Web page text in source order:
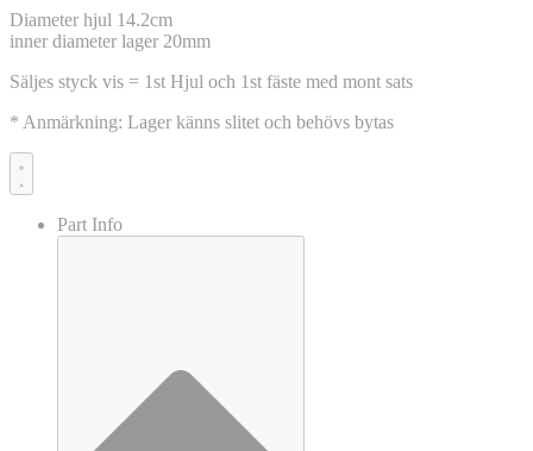
Diameter hjul 14.2cm
inner diameter lager 20mm
Säljes styck vis = 1st Hjul och 1st fäste med mont sats
* Anmärkning: Lager känns slitet och behövs bytas
Part Info